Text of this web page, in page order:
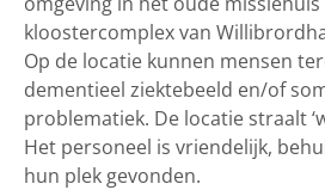
kloostercomplex van
Op de locatie kunnen mensen
dementieel ziektebeeld en/of
problematiek. De locatie straalt
Het personeel is vriendelijk,
hun plek gevonden.